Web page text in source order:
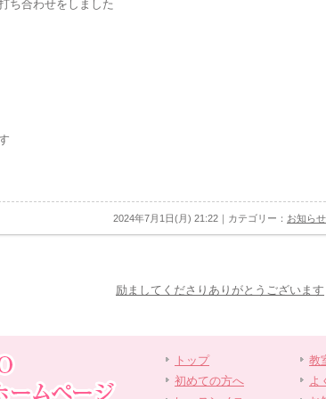
ち合わせをしました
2024年7月1日(月) 21:22｜カテゴリー： お知らせ
励ましてくださりありがとうございます
トップ
初めての方へ
教
よ